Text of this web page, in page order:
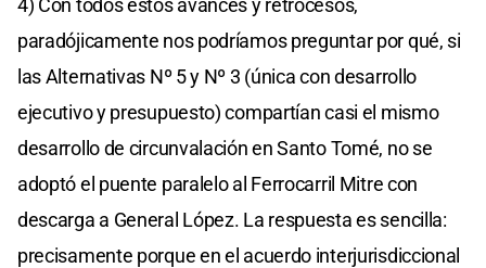
4) Con todos estos avances y retrocesos,
paradójicamente nos podríamos preguntar por qué, si
las Alternativas Nº 5 y Nº 3 (única con desarrollo
ejecutivo y presupuesto) compartían casi el mismo
desarrollo de circunvalación en Santo Tomé, no se
adoptó el puente paralelo al Ferrocarril Mitre con
descarga a General López. La respuesta es sencilla:
precisamente porque en el acuerdo interjurisdiccional